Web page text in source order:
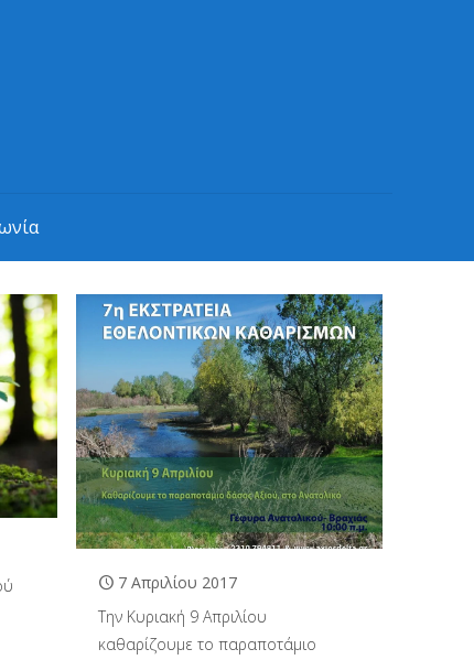
7 Απριλίου 2017
Την Κυριακή 9 Απριλίου
καθαρίζουμε το παραποτάμιο